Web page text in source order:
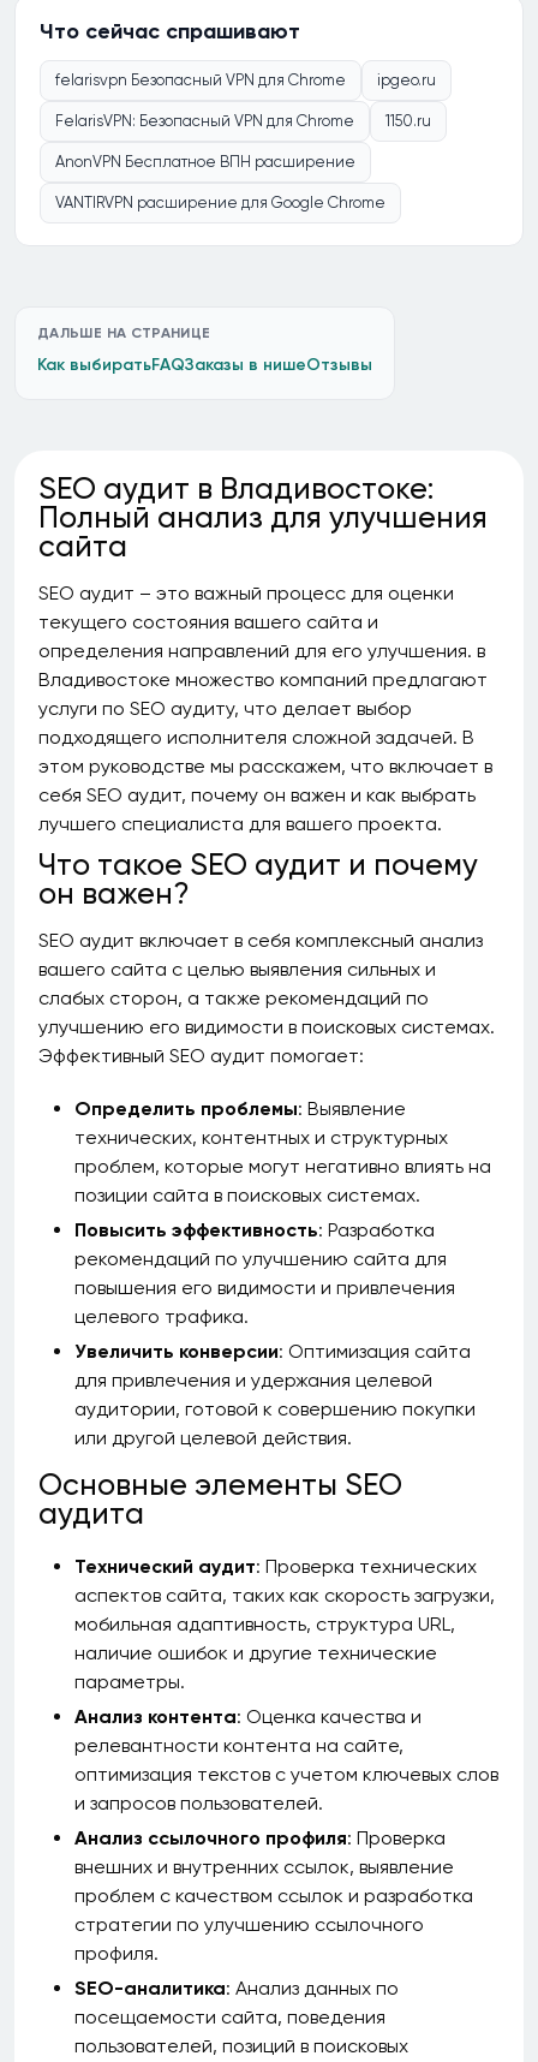
Что сейчас спрашивают
felarisvpn Безопасный VPN для Chrome ipgeo.ru
FelarisVPN: Безопасный VPN для Chrome 1150.ru
AnonVPN Бесплатное ВПН расширение
VANTIRVPN расширение для Google Chrome
ДАЛЬШЕ НА СТРАНИЦЕ
Как выбиратьFAQЗаказы в нишеОтзывы
SEO аудит в Владивостоке:
Полный анализ для улучшения
сайта
SEO аудит – это важный процесс для оценки
текущего состояния вашего сайта и
определения направлений для его улучшения. в
Владивостоке множество компаний предлагают
услуги по SEO аудиту, что делает выбор
подходящего исполнителя сложной задачей. В
этом руководстве мы расскажем, что включает в
себя SEO аудит, почему он важен и как выбрать
лучшего специалиста для вашего проекта.
Что такое SEO аудит и почему
он важен?
SEO аудит включает в себя комплексный анализ
вашего сайта с целью выявления сильных и
слабых сторон, а также рекомендаций по
улучшению его видимости в поисковых системах.
Эффективный SEO аудит помогает:
Определить проблемы: Выявление
технических, контентных и структурных
проблем, которые могут негативно влиять на
позиции сайта в поисковых системах.
Повысить эффективность: Разработка
рекомендаций по улучшению сайта для
повышения его видимости и привлечения
целевого трафика.
Увеличить конверсии: Оптимизация сайта
для привлечения и удержания целевой
аудитории, готовой к совершению покупки
или другой целевой действия.
Основные элементы SEO
аудита
Технический аудит: Проверка технических
аспектов сайта, таких как скорость загрузки,
мобильная адаптивность, структура URL,
наличие ошибок и другие технические
параметры.
Анализ контента: Оценка качества и
релевантности контента на сайте,
оптимизация текстов с учетом ключевых слов
и запросов пользователей.
Анализ ссылочного профиля: Проверка
внешних и внутренних ссылок, выявление
проблем с качеством ссылок и разработка
стратегии по улучшению ссылочного
профиля.
SEO-аналитика: Анализ данных по
посещаемости сайта, поведения
пользователей, позиций в поисковых